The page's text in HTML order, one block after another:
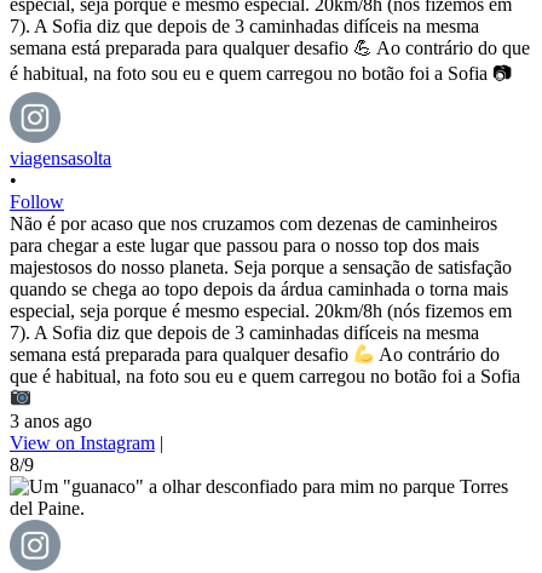
viagensasolta
•
Follow
Não é por acaso que nos cruzamos com dezenas de caminheiros
para chegar a este lugar que passou para o nosso top dos mais
majestosos do nosso planeta. Seja porque a sensação de satisfação
quando se chega ao topo depois da árdua caminhada o torna mais
especial, seja porque é mesmo especial. 20km/8h (nós fizemos em
7). A Sofia diz que depois de 3 caminhadas difíceis na mesma
semana está preparada para qualquer desafio
Ao contrário do
que é habitual, na foto sou eu e quem carregou no botão foi a Sofia
3 anos ago
View on Instagram |
8/9